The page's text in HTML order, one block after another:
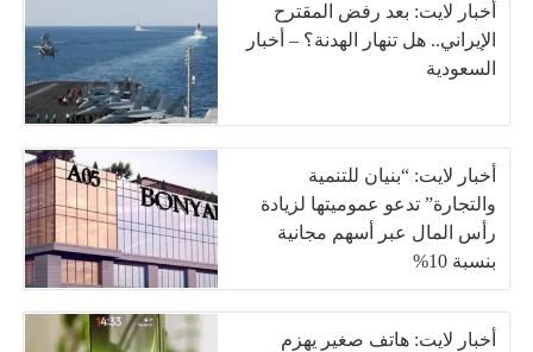
أخبار لايت: بعد رفض المقترح
الإيراني.. هل تنهار الهدنة؟ – أخبار
السعودية
أخبار لايت: “بنيان للتنمية
والتجارة” تدعو عموميتها لزيادة
رأس المال عبر أسهم مجانية
بنسبة 10%
أخبار لايت: هاتف صغير يهزم